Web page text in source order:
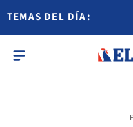
TEMAS DEL DÍA: